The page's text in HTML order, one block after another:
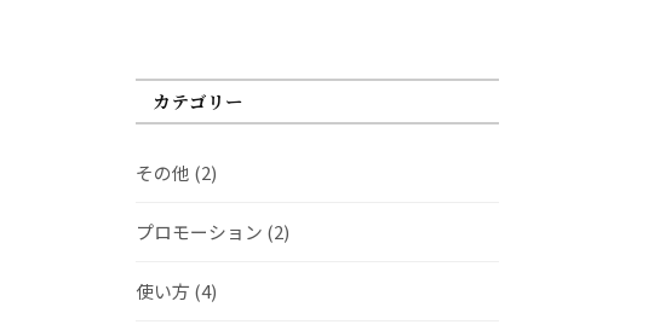
カテゴリー
その他 (2)
プロモーション (2)
使い方 (4)